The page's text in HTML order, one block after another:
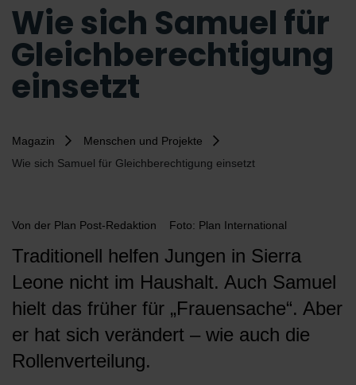
Wie sich Samuel für
Gleichberechtigung
einsetzt
Magazin
Menschen und Projekte
Wie sich Samuel für Gleichberechtigung einsetzt
Von der Plan Post-Redaktion Foto: Plan International
Traditionell helfen Jungen in Sierra
Leone nicht im Haushalt. Auch Samuel
hielt das früher für „Frauensache“. Aber
er hat sich verändert – wie auch die
Rollenverteilung.